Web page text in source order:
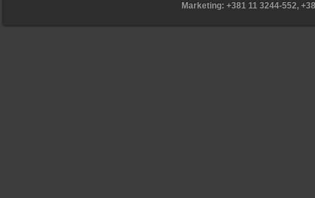
Marketing: +381 11 3244-552,